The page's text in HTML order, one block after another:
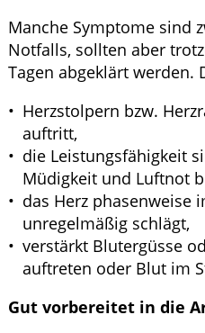
Manche Symptome sind
Notfalls, sollten aber
Tagen abgeklärt werden.
Herzstolpern bzw.
auftritt,
die Leistungsfähigkeit
Müdigkeit und Luftnot
das Herz phasenweise
unregelmäßig schlägt,
verstärkt Blutergüsse
auftreten oder Blut im
Gut vorbereitet in die